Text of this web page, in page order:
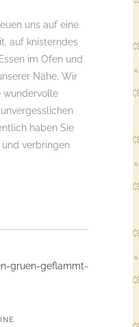
uns auf eine
auf knisterndes
im Ofen und
Nähe. Wir
wundervolle
haben Sie
verbringen